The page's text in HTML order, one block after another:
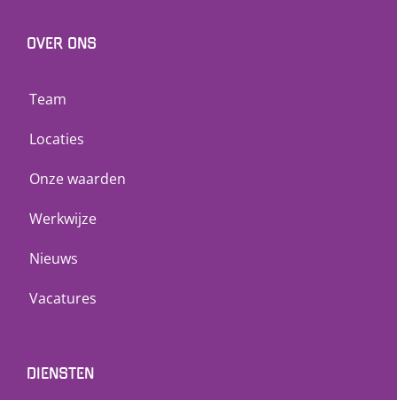
OVER ONS
Team
Locaties
Onze waarden
Werkwijze
Nieuws
Vacatures
DIENSTEN